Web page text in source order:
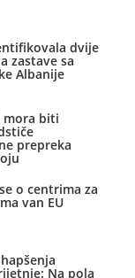
dvije
zastave sa
Albanije
mora biti
prepreka
o centrima za
van EU
Na pola